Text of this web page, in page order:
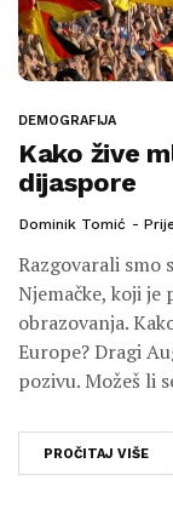
DEMOGRAFIJA
Kako žive
dijaspore
Dominik Tomić
Razgovarali smo
Njemačke, koji
obrazovanja.
Europe? Dragi
pozivu. Možeš li
PROČITAJ VIŠE